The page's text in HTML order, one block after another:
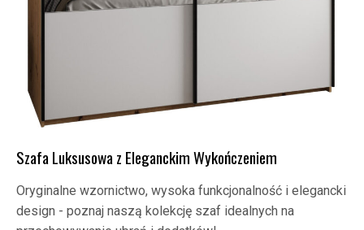
Szafa Luksusowa z Eleganckim Wykończeniem
Oryginalne wzornictwo, wysoka funkcjonalność i elegancki
design - poznaj naszą kolekcję szaf idealnych na